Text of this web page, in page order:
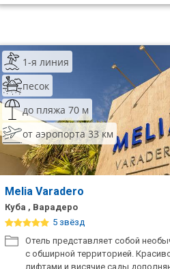
1-я линия
песок
до пляжа 70 м
от аэропорта 33 км
Melia Varadero
Куба , Варадеро
5 звёзд
Отель представляет собой
с обширной территорией.
лифтами и висячие сады